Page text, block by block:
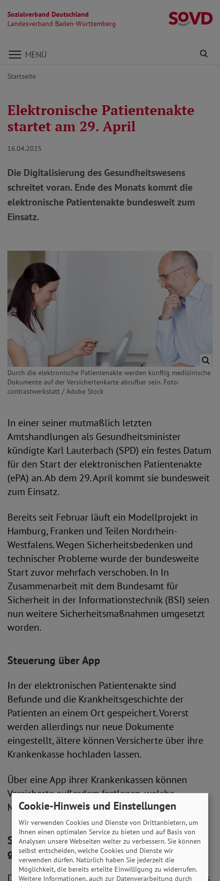
Sozialverband Deutschland
Landesverband Baden-Württemberg
Direkt zu den Inhalten springen
MENÜ
Startseite
Elektronische Patientenakte
startet am 29. April
16.04.2025
Die Digitalisierung des Gesundheitswesens
schreitet voran. Ende des Monats kommt die
elektronische Patientenakte bundesweit zum
Einsatz.
Durch die elektronische Patientenakte werden künftig medizinische
Dokumente auf der Versichertenkarte abrufbar sein. Foto:
contrastwerkstatt / Adobe Stock
In einer seiner mutmaßlich letzten
Amtshandlungen als Gesundheitsminister
kündigte Karl Lauterbach (SPD) ein festes Datum
für den Start der elektronischen Patientenakte
(ePA) an. Ab dem 29. April kommt sie bundesweit
zum Einsatz.
Bereits seit Februar läuft ein Modellprojekt in
Hamburg, Franken und Teilen Nordrhein-
Westfalens. Wegen Sicherheitsbedenken und
technischer Probleme wurde der bundesweite
Start zuvor mehrfach verschoben. In In
Zusammenarbeit mit dem Bundesamt für
Sicherheit in der Informationstechnik (BSI) seien
nun weitere Sicherheitsmaßnahmen umgesetzt
worden.
Steuerung über App
In der elektronischen Patientenakte sind
Befunde und die Krankheitsgeschichte der
Patienten an einem Ort gespeichert. Vorerst
werden allerdings nur neue Dokumente
eingestellt, ältere können Versicherte über ihre
Krankenkasse hochladen lassen.
Über eine App ihrer Krankenkassen können
Versicherte außerdem festlegen, welche
Mediziner worauf Einsicht bekommen.
SoVD: Elektronische Patientenakte hat
großes Potenzial
Die Krankenkassen haben ihre Mitglieder bereits
Cookie-Hinweis und Einstellungen
Wir verwenden Cookies und Dienste von Drittanbietern, um
Ihnen einen optimalen Service zu bieten und auf Basis von
Analysen unsere Webseiten weiter zu verbessern. Sie können
selbst entscheiden, welche Cookies und Dienste wir
verwenden dürfen. Natürlich haben Sie jederzeit die
Möglichkeit, die bereits erteilte Einwilligung zu widerrufen.
Weitere Informationen, auch zur Datenverarbeitung durch